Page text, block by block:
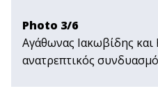
Photo 3/6
Αγάθωνας Ιακωβίδης
ανατρεπτικός